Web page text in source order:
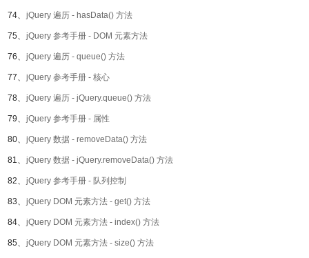
74、 jQuery 遍历 - hasData() 方法
75、 jQuery 参考手册 - DOM 元素方法
76、 jQuery 遍历 - queue() 方法
77、 jQuery 参考手册 - 核心
78、 jQuery 遍历 - jQuery.queue() 方法
79、 jQuery 参考手册 - 属性
80、 jQuery 数据 - removeData() 方法
81、 jQuery 数据 - jQuery.removeData() 方法
82、 jQuery 参考手册 - 队列控制
83、 jQuery DOM 元素方法 - get() 方法
84、 jQuery DOM 元素方法 - index() 方法
85、 jQuery DOM 元素方法 - size() 方法